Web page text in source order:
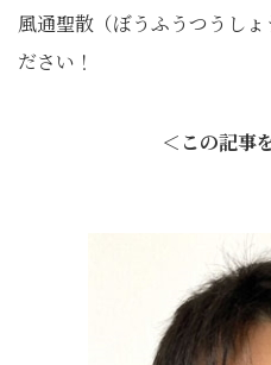
風通聖散（ぼうふうつうし
ださい！
＜この記事